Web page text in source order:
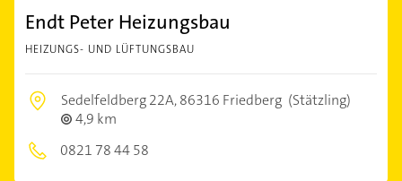
Endt Peter Heizungsbau
HEIZUNGS- UND LÜFTUNGSBAU
Sedelfeldberg 22A,86316 Friedberg (Stätzling)
4,9 km
0821 78 44 58